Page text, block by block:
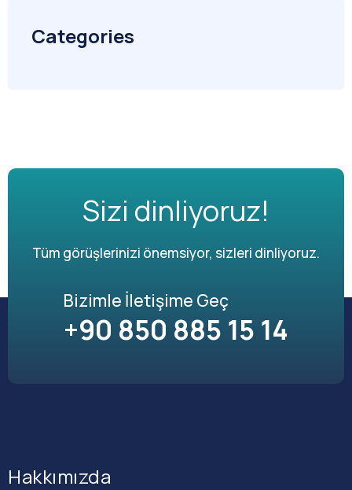
Categories
Sizi dinliyoruz!
Tüm görüşlerinizi önemsiyor, sizleri dinliyoruz.
Bizimle İletişime Geç
+90 850 885 15 14
Hakkımızda